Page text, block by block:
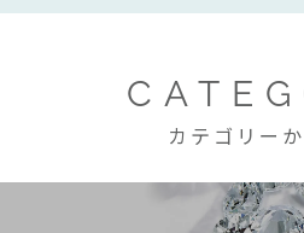
カテゴリー